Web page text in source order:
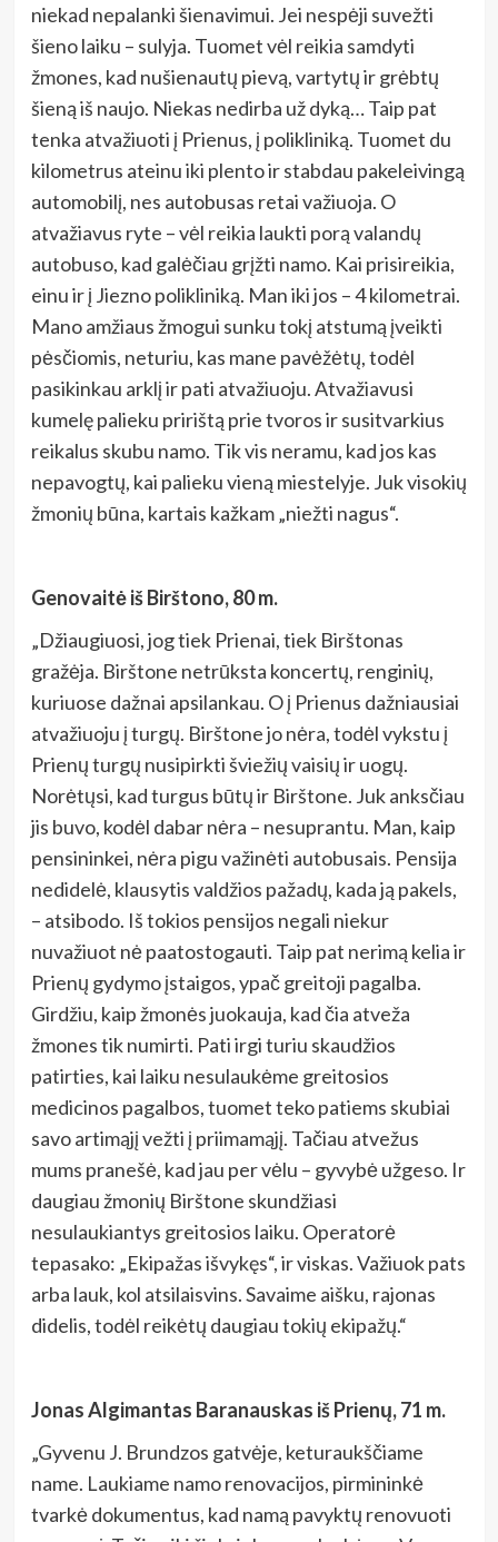
niekad nepalanki šienavimui. Jei nespėji suvežti
šieno laiku – sulyja. Tuomet vėl reikia samdyti
žmones, kad nušienautų pievą, vartytų ir grėbtų
šieną iš naujo. Niekas nedirba už dyką… Taip pat
tenka atvažiuoti į Prienus, į polikliniką. Tuomet du
kilometrus ateinu iki plento ir stabdau pakeleivingą
automobilį, nes autobusas retai važiuoja. O
atvažiavus ryte – vėl reikia laukti porą valandų
autobuso, kad galėčiau grįžti namo. Kai prisireikia,
einu ir į Jiezno polikliniką. Man iki jos – 4 kilometrai.
Mano amžiaus žmogui sunku tokį atstumą įveikti
pėsčiomis, neturiu, kas mane pavėžėtų, todėl
pasikinkau arklį ir pati atvažiuoju. Atvažiavusi
kumelę palieku pririštą prie tvoros ir susitvarkius
reikalus skubu namo. Tik vis neramu, kad jos kas
nepavogtų, kai palieku vieną miestelyje. Juk visokių
žmonių būna, kartais kažkam „niežti nagus“.
Genovaitė iš Birštono, 80 m.
„Džiaugiuosi, jog tiek Prienai, tiek Birštonas
gražėja. Birštone netrūksta koncertų, renginių,
kuriuose dažnai apsilankau. O į Prienus dažniausiai
atvažiuoju į turgų. Birštone jo nėra, todėl vykstu į
Prienų turgų nusipirkti šviežių vaisių ir uogų.
Norėtųsi, kad turgus būtų ir Birštone. Juk anksčiau
jis buvo, kodėl dabar nėra – nesuprantu. Man, kaip
pensininkei, nėra pigu važinėti autobusais. Pensija
nedidelė, klausytis valdžios pažadų, kada ją pakels,
– atsibodo. Iš tokios pensijos negali niekur
nuvažiuot nė paatostogauti. Taip pat nerimą kelia ir
Prienų gydymo įstaigos, ypač greitoji pagalba.
Girdžiu, kaip žmonės juokauja, kad čia atveža
žmones tik numirti. Pati irgi turiu skaudžios
patirties, kai laiku nesulaukėme greitosios
medicinos pagalbos, tuomet teko patiems skubiai
savo artimąjį vežti į priimamąjį. Tačiau atvežus
mums pranešė, kad jau per vėlu – gyvybė užgeso. Ir
daugiau žmonių Birštone skundžiasi
nesulaukiantys greitosios laiku. Operatorė
tepasako: „Ekipažas išvykęs“, ir viskas. Važiuok pats
arba lauk, kol atsilaisvins. Savaime aišku, rajonas
didelis, todėl reikėtų daugiau tokių ekipažų.“
Jonas Algimantas Baranauskas iš Prienų, 71 m.
„Gyvenu J. Brundzos gatvėje, keturaukščiame
name. Laukiame namo renovacijos, pirmininkė
tvarkė dokumentus, kad namą pavyktų renovuoti